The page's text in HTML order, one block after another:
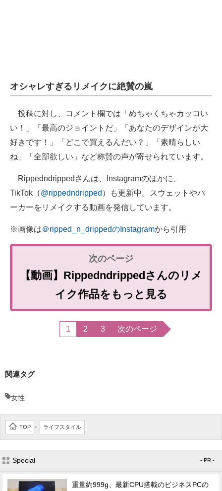
オシャレすぎるリメイクに絶賛の嵐
投稿に対し、コメント欄では「めちゃくちゃカッコい
い！」「最高のジョイントだ」「あなたのデザインが大
好きです！」「どこで買えるんだい？」「素晴らしい
ね」「全部欲しい」など称賛の声が寄せられています。
Rippedndrippedさんは、Instagramのほかに、
TikTok（@rippedndripped ）も更新中。スウェットやパ
ーカーをリメイクする動画を発信しています。
※画像は＠ripped_n_drippedのInstagramから引用
【動画】Rippedndrippedさんのリメ
イク作品をもっと見る
1 2 3 次のページ
関連タグ
女性
TOP > ライフスタイル
Special - PR -
重量約999g、最新CPU搭載のビジネスPCの